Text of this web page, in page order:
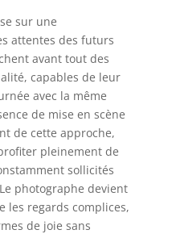
sur une
attentes des futurs
avant tout des
capables de leur
avec la même
de mise en scène
de cette approche,
pleinement de
sollicités
photographe devient
les regards complices,
de joie sans